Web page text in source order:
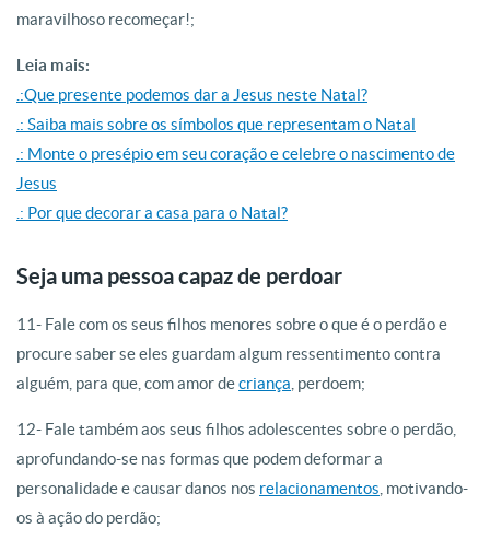
maravilhoso recomeçar!;
Leia mais:
.:Que presente podemos dar a Jesus neste Natal?
.: Saiba mais sobre os símbolos que representam o Natal
.: Monte o presépio em seu coração e celebre o nascimento de
Jesus
.: Por que decorar a casa para o Natal?
Seja uma pessoa capaz de perdoar
11- Fale com os seus filhos menores sobre o que é o perdão e
procure saber se eles guardam algum ressentimento contra
alguém, para que, com amor decriança , perdoem;
12- Fale também aos seus filhos adolescentes sobre o perdão,
aprofundando-se nas formas que podem deformar a
personalidade e causar danos nos relacionamentos , motivando-
os à ação do perdão;